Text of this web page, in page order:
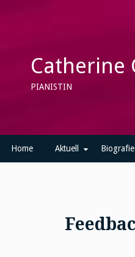
Catherine
PIANISTIN
Home Aktuell Biografie